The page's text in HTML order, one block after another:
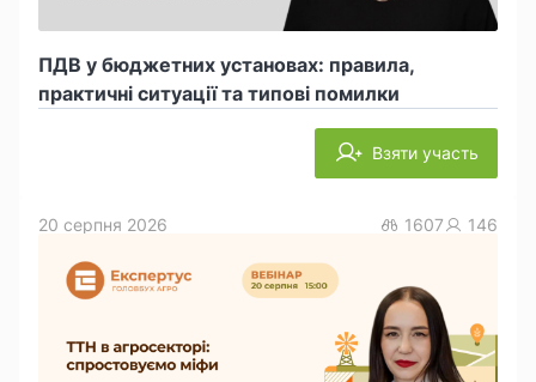
ПДВ у бюджетних установах: правила,
практичні ситуації та типові помилки
Взяти участь
20 серпня 2026 1607 146